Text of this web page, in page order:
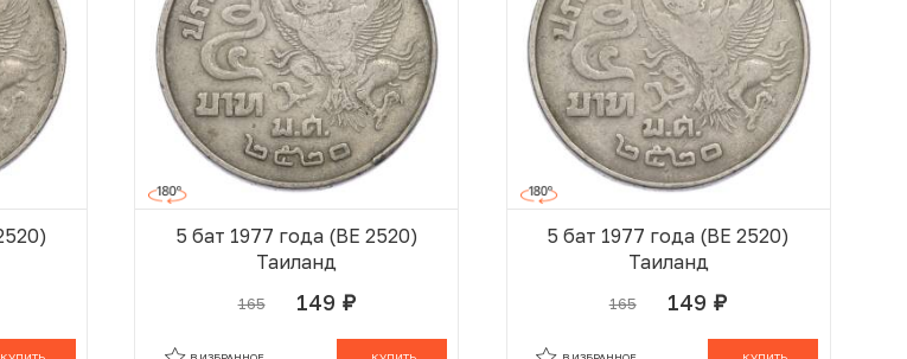
5 бат 1977 года (BE 2520)
Таиланд
165 149 руб.
5 бат 1977 года (BE 2520)
Таиланд
165 149 руб.